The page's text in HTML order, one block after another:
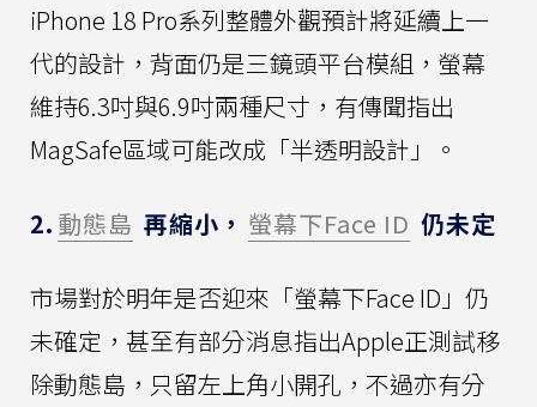
iPhone 18 Pro系列整體外觀預計將延續上一
代的設計，背面仍是三鏡頭平台模組，螢幕
維持6.3吋與6.9吋兩種尺寸，有傳聞指出
MagSafe區域可能改成「半透明設計」。
2. 動態島 再縮小， 螢幕下Face ID 仍未定
市場對於明年是否迎來「螢幕下Face ID」仍
未確定，甚至有部分消息指出Apple正測試移
除動態島，只留左上角小開孔，不過亦有分